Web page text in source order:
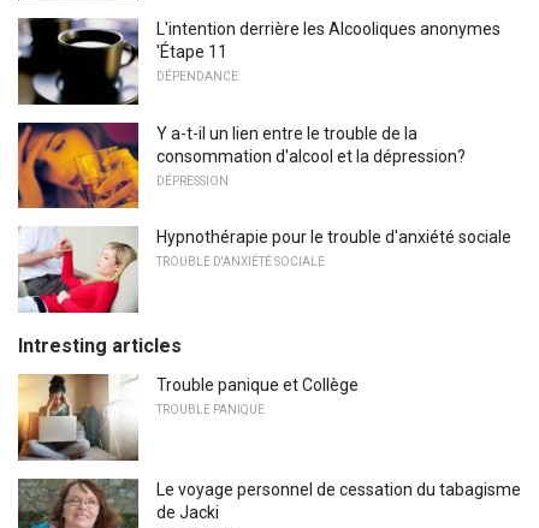
L'intention derrière les Alcooliques anonymes
'Étape 11
DÉPENDANCE
Y a-t-il un lien entre le trouble de la
consommation d'alcool et la dépression?
DÉPRESSION
Hypnothérapie pour le trouble d'anxiété sociale
TROUBLE D'ANXIÉTÉ SOCIALE
Intresting articles
Trouble panique et Collège
TROUBLE PANIQUE
Le voyage personnel de cessation du tabagisme
de Jacki